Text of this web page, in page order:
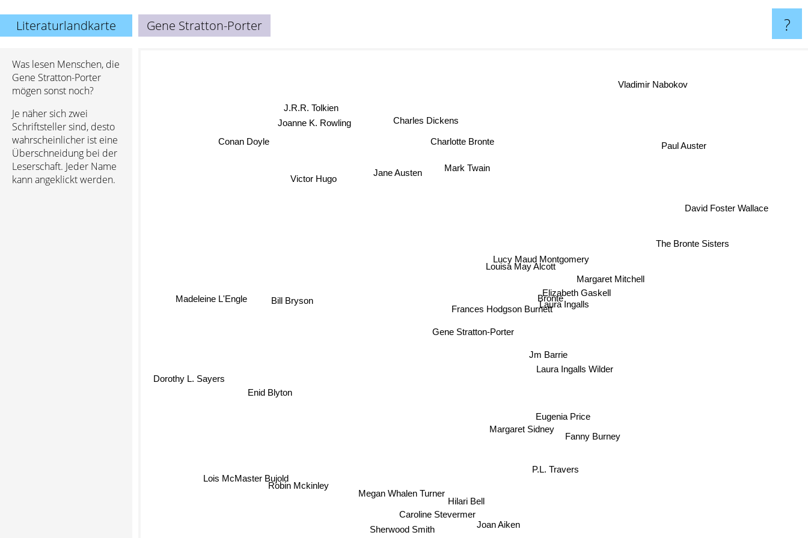
Literaturlandkarte Gene Stratton-Porter ?
Was lesen Menschen, die
Gene Stratton-Porter
mögen sonst noch?
Je näher sich zwei
Schriftsteller sind, desto
wahrscheinlicher ist eine
Überschneidung bei der
Leserschaft. Jeder Name
kann angeklickt werden.
Gene Stratton-Porter
Margaret Sidney
Jm Barrie
Eugenia Price
Bronte
Laura Ingalls
Louisa May Alcott
Elizabeth Gaskell
Laura Ingalls Wilder
Fanny Burney
Lucy Maud Montgomery
P.L. Travers
Hilari Bell
Margaret Mitchell
Caroline Stevermer
Joan Aiken
Megan Whalen Turner
Sherwood Smith
Enid Blyton
Mark Twain
The Bronte Sisters
Lois McMaster Bujold
Robin Mckinley
Jane Austen
Charlotte Bronte
Charles Dickens
Conan Doyle
J.R.R. Tolkien
Joanne K. Rowling